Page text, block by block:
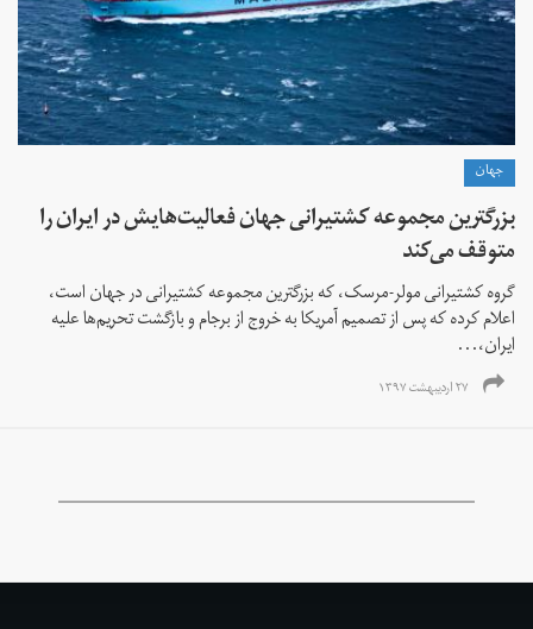
جهان
بزرگترین مجموعه کشتیرانی جهان فعالیت‌هایش در ایران را
متوقف می‌کند
گروه کشتیرانی مولر-مرسک، که بزرگترین مجموعه کشتیرانی در جهان است،
اعلام کرده که پس از تصمیم آمریکا به خروج از برجام و بازگشت تحریم‌ها علیه
ایران،...
۲۷ اردیبهشت ۱۳۹۷